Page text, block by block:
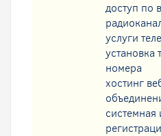
доступ по
услуги
установка
номера
хостинг
системная